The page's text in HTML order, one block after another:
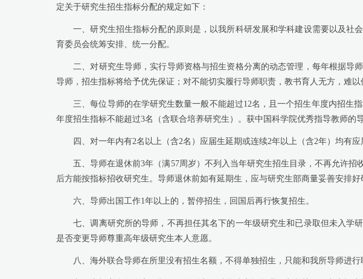
定关于研究生招生指标分配的规定如下：
一、研究生招生指标分配的原则是，以我所科研发展和学科建设需要以及社
育委员会统筹安排、统一分配。
二、对研究生导师，实行导师资格与招生资格分离的动态管理，每年根据导
导师，招生指标将给予优先保证；对不能切实履行导师职责，教书育人无方，难
三、每位导师的在学研究生数量一般不能超过12名，且一个招生年度内招生
年度招生指标不能超过3名（含联合培养研究生）。获中国科学院优秀指导教师的
四、对一年内有2名以上（含2名）应届生延期或连续2年以上（含2年）均有应
五、导师在退休前3年（满57周岁）不列入当年研究生招生目录，不再允许招
后方能按指标招收研究生。导师退休前如有延期生，应与研究生部商量妥善安排好
六、导师出国工作1年以上的，暂停招生，回国后再行恢复招生。
七、调离研究所的导师，不再担任其名下的一年级研究生和已录取但未入学
是否变更导师尊重高年级研究生本人意愿。
八、海外联合导师在所里没有招生名额，不得单独招生，只能和我所导师进行